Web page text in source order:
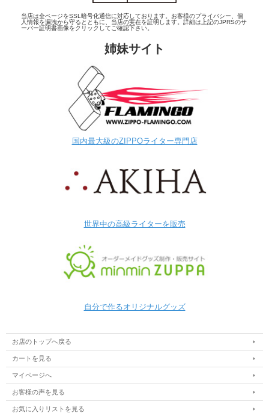
当店は全ページをSSL暗号化通信に対応しております。お客様のプライバシー、個
人情報を漏洩から守るとともに、当店の実在を証明します。詳細は上記のJPRSのサ
ーバー証明書画像をクリックしてご確認下さい。
姉妹サイト
国内最大級のZIPPOライター専門店
世界中の高級ライターを販売
自分で作るオリジナルグッズ
お店のトップへ戻る
カートを見る
マイページへ
お客様の声を見る
お気に入りリストを見る